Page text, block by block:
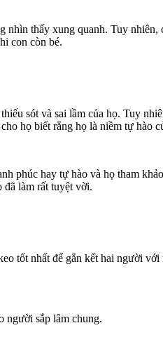
thấy xung quanh. Tuy
con còn bé.
sót và sai lầm của họ. Tuy
họ biết rằng họ là niềm tự hào
phúc hay tự hào và họ tham
đã làm rất tuyệt vời.
tốt nhất để gắn kết hai người
người sắp lâm chung.